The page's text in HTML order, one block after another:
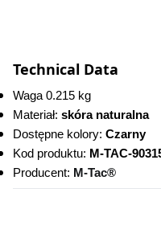
Technical Data
Waga 0.215 kg
Materiał: skóra naturalna
Dostępne kolory: Czarny
Kod produktu: M-TAC-
Producent: M-Tac®